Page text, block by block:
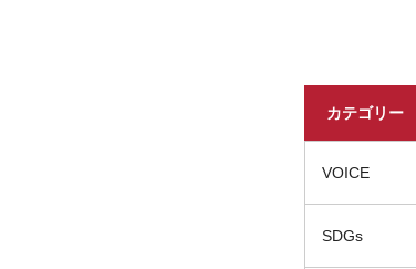
カテゴリー
VOICE
SDGs